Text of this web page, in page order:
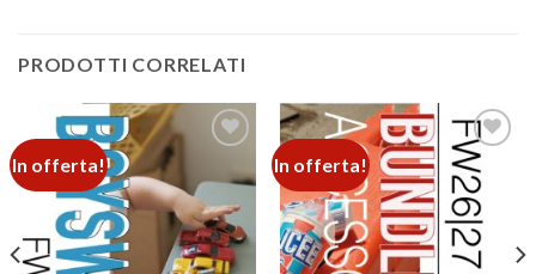
PRODOTTI CORRELATI
In offerta!
Add to
wishlist
In offerta!
Add to
wishlist